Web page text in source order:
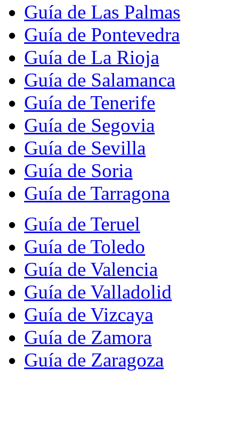
Guía de Las Palmas
Guía de Pontevedra
Guía de La Rioja
Guía de Salamanca
Guía de Tenerife
Guía de Segovia
Guía de Sevilla
Guía de Soria
Guía de Tarragona
Guía de Teruel
Guía de Toledo
Guía de Valencia
Guía de Valladolid
Guía de Vizcaya
Guía de Zamora
Guía de Zaragoza